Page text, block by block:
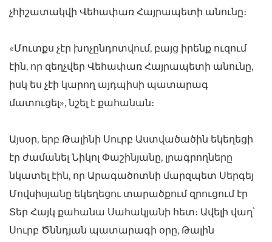
չհիշատակվի Վեհափառ Հայրապետի անունը։
«Մուտքս չէր խոչընդոտվում, բայց իրենք ուզում
էին, որ զեղչվեր Վեհափառ Հայրապետի անունը,
իսկ ես չէի կարող այդպիսի պատարագ
մատուցել», նշել է քահանան։
Այսօր, երբ Թալինի Սուրբ Աստվածածին եկեղեցի
էր ժամանել Նիկոլ Փաշինյանը, լրագրողները
նկատել էին, որ Արագածոտնի մարզպետ Սերգեյ
Մովսիսյանը եկեղեցու տարածքում զրուցում էր
Տեր Հայկ քահանա Սահակյանի հետ։ Ավելի վաղ՝
Սուրբ Ծննդյան պատարագի օրը, Թալին